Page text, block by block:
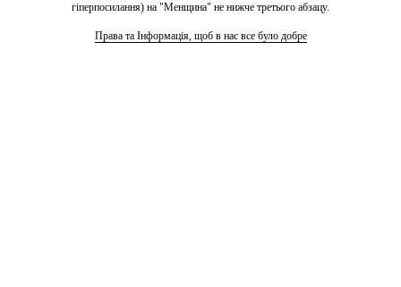
гіперпосилання) на "Менщина" не нижче третього абзацу.
Права та Інформація, щоб в нас все було добре